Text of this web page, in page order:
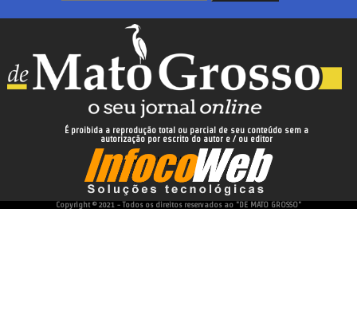
É proibida a reprodução total ou parcial de seu conteúdo sem a
autorização por escrito do autor e / ou editor
desenvolvido e hospedado por
Copyright © 2021 - Todos os direitos reservados ao "DE MATO GROSSO"